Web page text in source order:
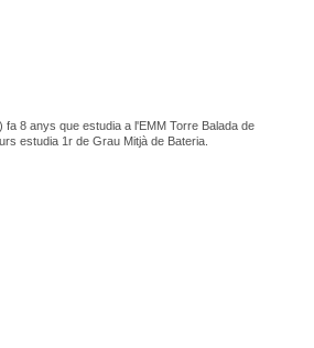
8 anys que estudia a l'EMM Torre Balada de
estudia 1r de Grau Mitjà de Bateria.